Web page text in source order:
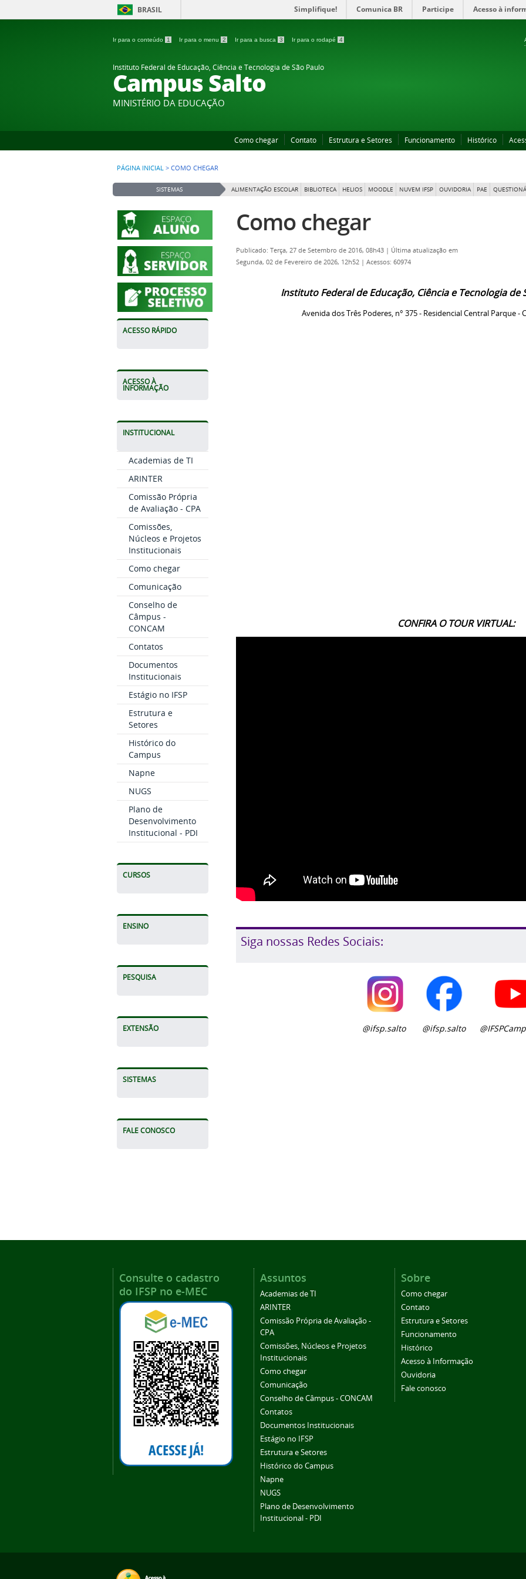
BRASIL Simplifique! Comunica BR Participe Acesso à
Ir para o conteúdo 1 Ir para o menu 2 Ir para a busca 3 Ir para o rodapé 4
Instituto Federal de Educação, Ciência e Tecnologia de São Paulo
Campus Salto
MINISTÉRIO DA EDUCAÇÃO
Como chegar Contato Estrutura e Setores Funcionamento Histórico
PÁGINA INICIAL > COMO CHEGAR
SISTEMAS ALIMENTAÇÃO ESCOLAR BIBLIOTECA HELIOS MOODLE NUVEM IFSP OUVIDORIA PAE
ACESSO RÁPIDO
ACESSO À
INFORMAÇÃO
INSTITUCIONAL
Academias de TI
ARINTER
Comissão Própria
de Avaliação - CPA
Comissões,
Núcleos e Projetos
Institucionais
Como chegar
Comunicação
Conselho de
Câmpus -
CONCAM
Contatos
Documentos
Institucionais
Estágio no IFSP
Estrutura e
Setores
Histórico do
Campus
Napne
NUGS
Plano de
Desenvolvimento
Institucional - PDI
CURSOS
ENSINO
PESQUISA
EXTENSÃO
SISTEMAS
FALE CONOSCO
Como chegar
Publicado: Terça, 27 de Setembro de 2016, 08h43 | Última atualização em
Segunda, 02 de Fevereiro de 2026, 12h52 | Acessos: 60974
Instituto Federal de Educação, Ciência e Tecnologia de
Avenida dos Três Poderes, n° 375 - Residencial Central Parque -
CONFIRA O TOUR VIRTUAL:
Siga nossas Redes Sociais:
@ifsp.salto @ifsp.salto
Consulte o cadastro
do IFSP no e-MEC
Assuntos
Academias de TI
ARINTER
Comissão Própria de Avaliação -
CPA
Comissões, Núcleos e Projetos
Institucionais
Como chegar
Comunicação
Conselho de Câmpus - CONCAM
Contatos
Documentos Institucionais
Estágio no IFSP
Estrutura e Setores
Histórico do Campus
Napne
NUGS
Plano de Desenvolvimento
Institucional - PDI
Sobre
Como chegar
Contato
Estrutura e Setores
Funcionamento
Histórico
Acesso à Informação
Ouvidoria
Fale conosco